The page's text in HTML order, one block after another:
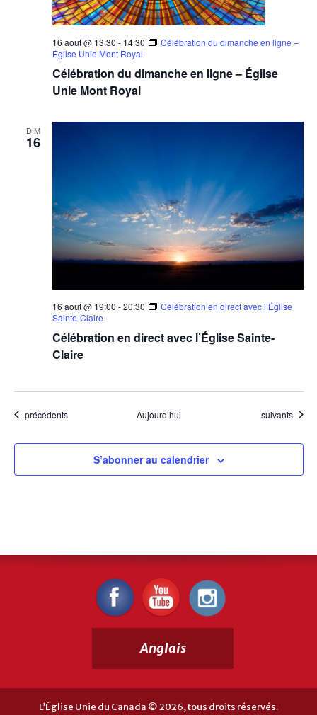
Célébration du dimanche en ligne – Église
Unie Mont Royal
16 août @ 13:30 - 14:30
Célébration du dimanche en ligne –
Église Unie Mont Royal
DIM
16
Célébration en direct avec l’Église Sainte-
Claire
16 août @ 19:00 -20:30
Célébration en direct avec l’Église
Sainte-Claire
Évènements
précédents Aujourd’hui Évènements
suivants
S’abonner au calendrier
Anglais
L’Église Unie du Canada © 2026, tous droits réservés.